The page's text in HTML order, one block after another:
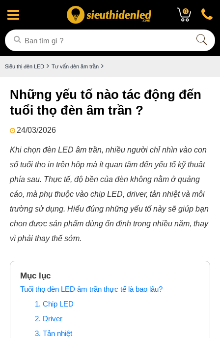
0
Siêu thị đèn LED Tư vấn đèn âm trần
Những yếu tố nào tác động đến
tuổi thọ đèn âm trần ?
24/03/2026
Khi chọn đèn LED âm trần, nhiều người chỉ nhìn vào con
số tuổi thọ in trên hộp mà ít quan tâm đến yếu tố kỹ thuật
phía sau. Thực tế, độ bền của đèn không nằm ở quảng
cáo, mà phụ thuộc vào chip LED, driver, tản nhiệt và môi
trường sử dụng. Hiểu đúng những yếu tố này sẽ giúp bạn
chọn được sản phẩm dùng ổn định trong nhiều năm, thay
vì phải thay thế sớm.
Mục lục
Tuổi thọ đèn LED âm trần thực tế là bao lâu?
1. Chip LED
2. Driver
3. Tản nhiệt